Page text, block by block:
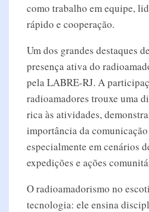
como trabalho em equipe,
rápido e cooperação.
Um dos grandes destaques
presença ativa do
pela LABRE-RJ. A
radioamadores trouxe uma
rica às atividades,
importância da
especialmente em cenários
expedições e ações
O radioamadorismo no
tecnologia: ele ensina